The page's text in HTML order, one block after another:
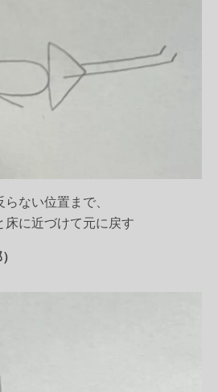
らない位置まで、
床に近づけて元に戻す